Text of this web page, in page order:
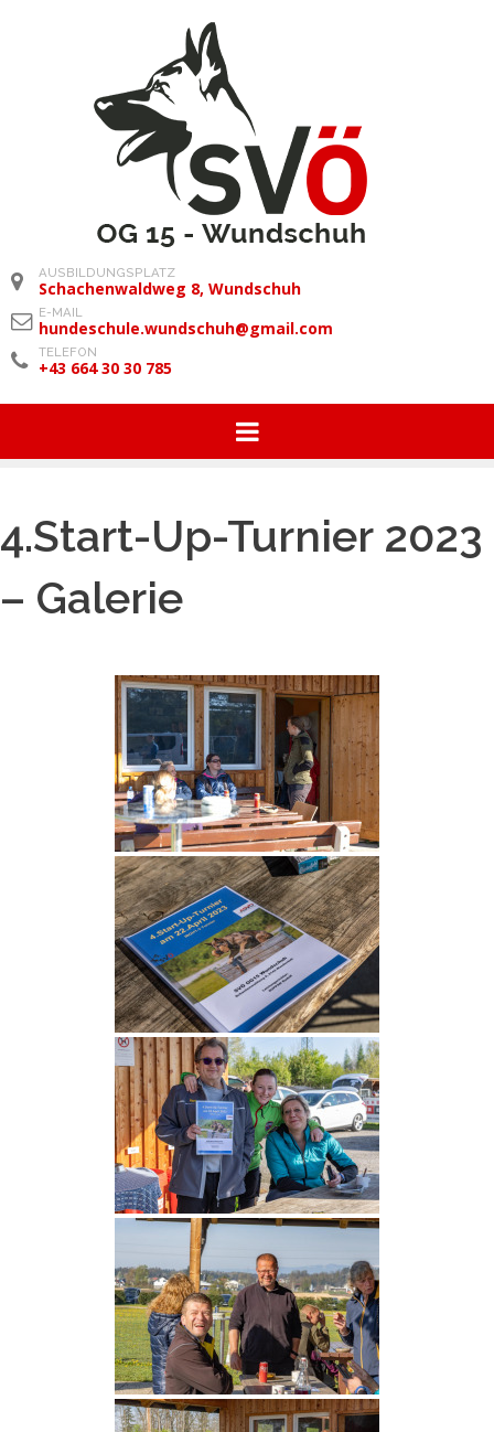
AUSBILDUNGSPLATZ
Schachenwaldweg 8, Wundschuh
E-MAIL
hundeschule.wundschuh@gmail.com
TELEFON
+43 664 30 30 785
4.Start-Up-Turnier 2023
– Galerie